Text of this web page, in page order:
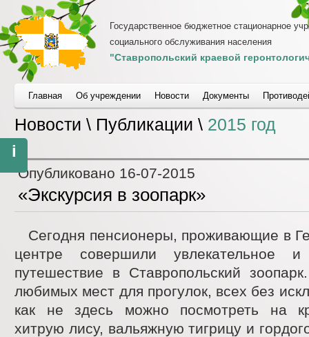
Государственное бюджетное стационарное
социального обслуживания населения
"Ставропольский краевой
i
Главная Об учреждении Новости Документы
Новости \ Публикации \ 2015 год
Опубликовано 16-07-2015
«Экскурсия в зоопарк»
Сегодня пенсионеры, проживающие в
центре совершили увлекательное и
путешествие в Ставропольский
любимых мест для прогулок, всех без
как не здесь можно посмотреть на
хитрую лису, вальяжную тигрицу и